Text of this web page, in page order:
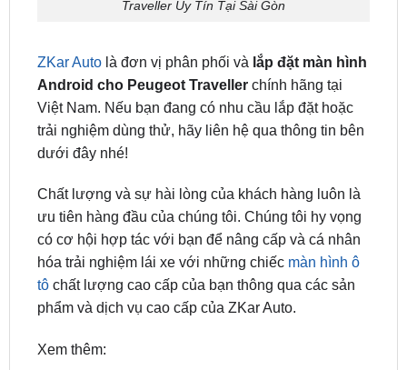
là đơn vị phân phối vàlắp đặt màn hình
Việt Nam. Nếu bạn đang có nhu cầu lắp đặt hoặc
trải nghiệm dùng thử, hãy liên hệ qua thông tin bên
dưới đây nhé!
Chất lượng và sự hài lòng của khách hàng luôn là
có cơ hội hợp tác với bạn để nâng cấp và cá nhân
hóa trải nghiệm lái xe với những chiếc màn hình ô
tôchất lượng cao cấp của bạn thông qua các sản
phẩm và dịch vụ cao cấp của ZKar Auto.
Xem thêm:
Địa chỉ gắn android box ô tô chính hãng tại